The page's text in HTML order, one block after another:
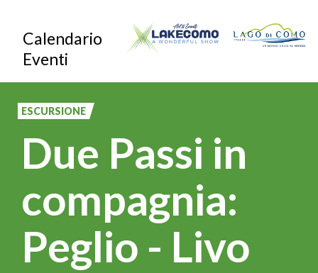
contenuto
principale
Calendario
Eventi
ESCURSIONE
Due Passi in
compagnia:
Peglio - Livo